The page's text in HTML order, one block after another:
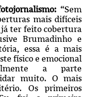
“Sem
mais difíceis
ter feito cobertura
Brumadinho e
essa é a mais
físico e emocional
a parte
muito. O mais
Os primeiros